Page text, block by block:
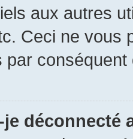
aux autres
Ceci ne vous
par conséquent
déconnecté